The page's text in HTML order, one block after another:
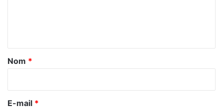
a
r
e
Nom *
E-mail *